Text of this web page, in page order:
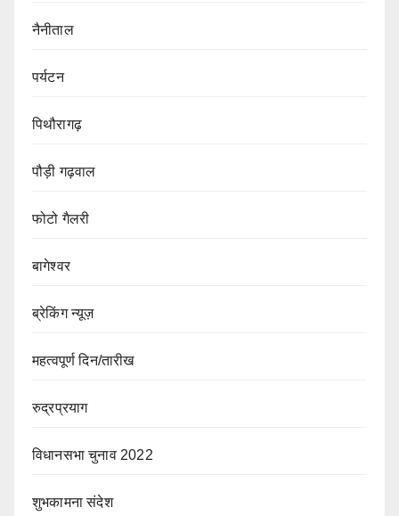
नैनीताल
पर्यटन
पिथौरागढ़
पौड़ी गढ़वाल
फोटो गैलरी
बागेश्वर
ब्रेकिंग न्यूज़
महत्वपूर्ण दिन/तारीख
रुद्रप्रयाग
विधानसभा चुनाव 2022
शुभकामना संदेश